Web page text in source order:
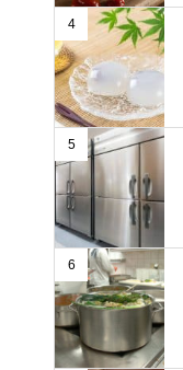
4
5
6